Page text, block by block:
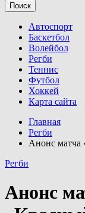
Поиск
Автоспорт
Баскетбол
Волейбол
Регби
Теннис
Футбол
Хоккей
Карта сайта
Главная
Регби
Анонс
Регби
Анонс